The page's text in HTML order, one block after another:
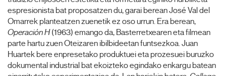
espresionista bat proposatzen du, garai berean José Val del
Omarrek planteatzen zuenetik ez oso urrun. Era berean,
Operación H(1963) emango da, Basterretxearen eta filmean
parte hartu zuen Oteizaren ibilbideetan funtsezkoa. Juan
Huartek bere enpresetako produktuei eta prozesuei buruzko
dokumental industrial bat ekoizteko egindako enkargu batean